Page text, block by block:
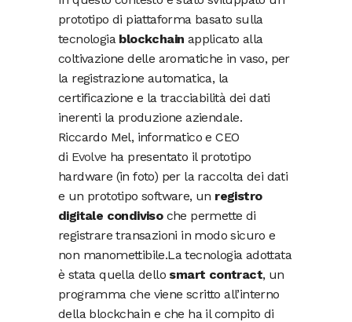
prototipo di piattaforma basato sulla
tecnologiablockchain applicato alla
coltivazione delle aromatiche in vaso, per
la registrazione automatica, la
certificazione e la tracciabilità dei dati
inerenti la produzione aziendale.​
Riccardo Mel, informatico e CEO
di Evolve ha presentato il prototipo
hardware (in foto) per la raccolta dei dati
e un prototipo software, un registro
digitale condivisoche permette di
registrare transazioni in modo sicuro e
non manomettibile.La tecnologia adottata
è stata quella dello smart contract, un
programma che viene scritto all’interno
della blockchain e che ha il compito di